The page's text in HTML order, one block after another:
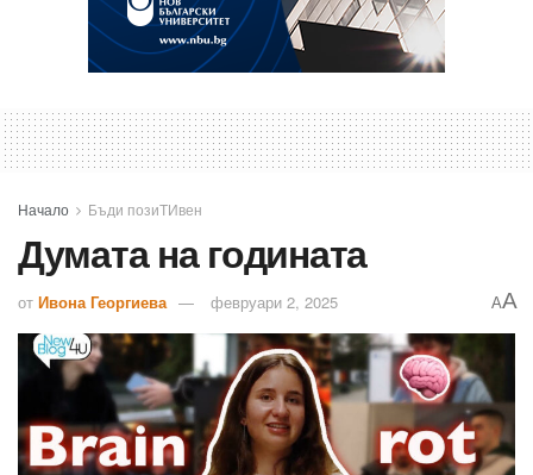
Начало Бъди позиТИвен
Думата на годината
от Ивона Георгиева февруари 2, 2025 AA